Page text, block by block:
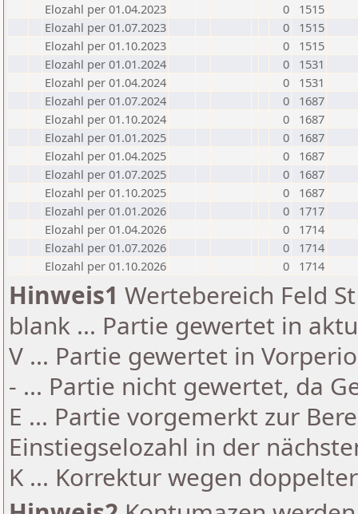
Elozahl per 01.04.2023
0
1515
Elozahl per 01.07.2023
0
1515
Elozahl per 01.10.2023
0
1515
Elozahl per 01.01.2024
0
1531
Elozahl per 01.04.2024
0
1531
Elozahl per 01.07.2024
0
1687
Elozahl per 01.10.2024
0
1687
Elozahl per 01.01.2025
0
1687
Elozahl per 01.04.2025
0
1687
Elozahl per 01.07.2025
0
1687
Elozahl per 01.10.2025
0
1687
Elozahl per 01.01.2026
0
1717
Elozahl per 01.04.2026
0
1714
Elozahl per 01.07.2026
0
1714
Elozahl per 01.10.2026
0 1714
Hinweis1 Wertebereich Feld
blank ... Partie gewertet in
V ... Partie gewertet in
- ... Partie nicht gewertet, da
E ... Partie vorgemerkt zur
Einstiegselozahl in der
K ... Korrektur wegen